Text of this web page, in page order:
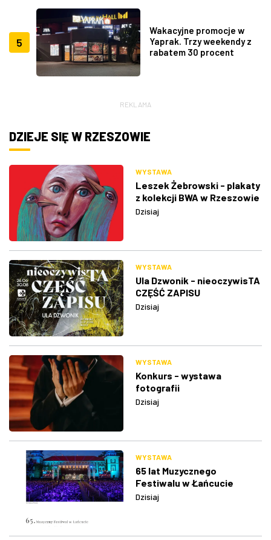
5
Wakacyjne promocje w
Yaprak. Trzy weekendy z
rabatem 30 procent
REKLAMA
DZIEJE SIĘ W RZESZOWIE
WYSTAWA
Leszek Żebrowski - plakaty
z kolekcji BWA w Rzeszowie
Dzisiaj
WYSTAWA
Ula Dzwonik - nieoczywisTA
CZĘŚĆ ZAPISU
Dzisiaj
WYSTAWA
Konkurs - wystawa
fotografii
Dzisiaj
WYSTAWA
65 lat Muzycznego
Festiwalu w Łańcucie
Dzisiaj